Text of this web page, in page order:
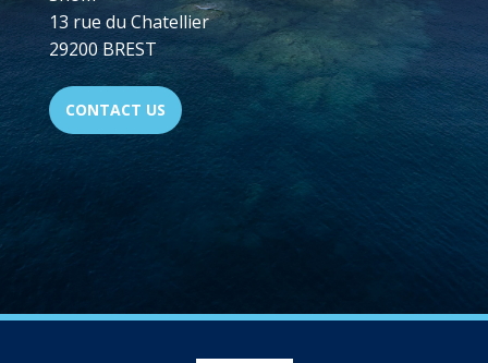
13 rue du Chatellier
29200 BREST
CONTACT US